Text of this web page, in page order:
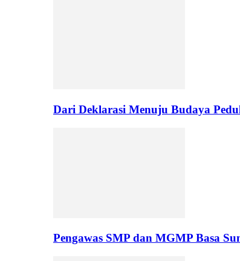
Dari Deklarasi Menuju Budaya
Pengawas SMP dan MGMP Basa